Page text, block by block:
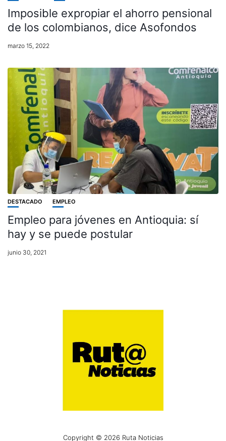
Imposible expropiar el ahorro pensional
de los colombianos, dice Asofondos
marzo 15, 2022
DESTACADO EMPLEO
Empleo para jóvenes en Antioquia: sí
hay y se puede postular
junio 30, 2021
Copyright © 2026 Ruta Noticias